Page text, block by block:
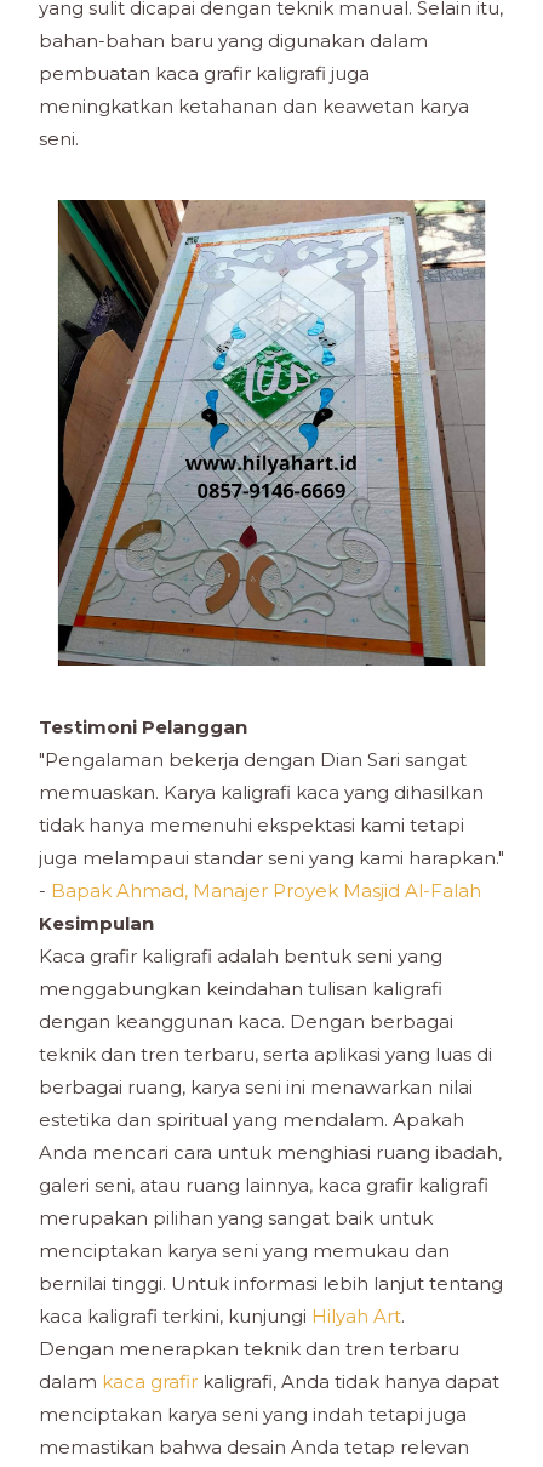
yang sulit dicapai dengan teknik manual. Selain itu,
bahan-bahan baru yang digunakan dalam
pembuatan kaca grafir kaligrafi juga
meningkatkan ketahanan dan keawetan karya
seni.
Testimoni Pelanggan
"Pengalaman bekerja dengan Dian Sari sangat
memuaskan. Karya kaligrafi kaca yang dihasilkan
tidak hanya memenuhi ekspektasi kami tetapi
juga melampaui standar seni yang kami harapkan."
- Bapak Ahmad, Manajer Proyek Masjid Al-Falah
Kesimpulan
Kaca grafir kaligrafi adalah bentuk seni yang
menggabungkan keindahan tulisan kaligrafi
dengan keanggunan kaca. Dengan berbagai
teknik dan tren terbaru, serta aplikasi yang luas di
berbagai ruang, karya seni ini menawarkan nilai
estetika dan spiritual yang mendalam. Apakah
Anda mencari cara untuk menghiasi ruang ibadah,
galeri seni, atau ruang lainnya, kaca grafir kaligrafi
merupakan pilihan yang sangat baik untuk
menciptakan karya seni yang memukau dan
bernilai tinggi. Untuk informasi lebih lanjut tentang
kaca kaligrafi terkini, kunjungi Hilyah Art.
Dengan menerapkan teknik dan tren terbaru
dalam kaca grafir kaligrafi, Anda tidak hanya dapat
menciptakan karya seni yang indah tetapi juga
memastikan bahwa desain Anda tetap relevan